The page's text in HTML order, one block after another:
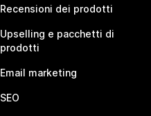
Recensioni dei prodotti
Upselling e pacchetti di
prodotti
Email marketing
SEO